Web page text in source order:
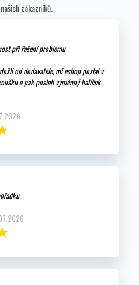
zákazníků.
při řešení problému
od dodavatele, mi eshop poslal v
a pak poslali výměnný balíček